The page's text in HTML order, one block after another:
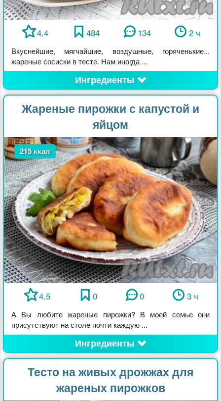
4.4 484 134 2 ч
Вкуснейшие, мягчайшие, воздушные, горяченькие...
жареные сосиски в тесте. Нам иногда ...
Ингредиенты
Жареные пирожки с капустой и
яйцом
215 ккал
4.5 0 0 3 ч
А Вы любите жареные пирожки? В моей семье они
присутствуют на столе почти каждую ...
Ингредиенты
Тесто на живых дрожжах для
жареных пирожков